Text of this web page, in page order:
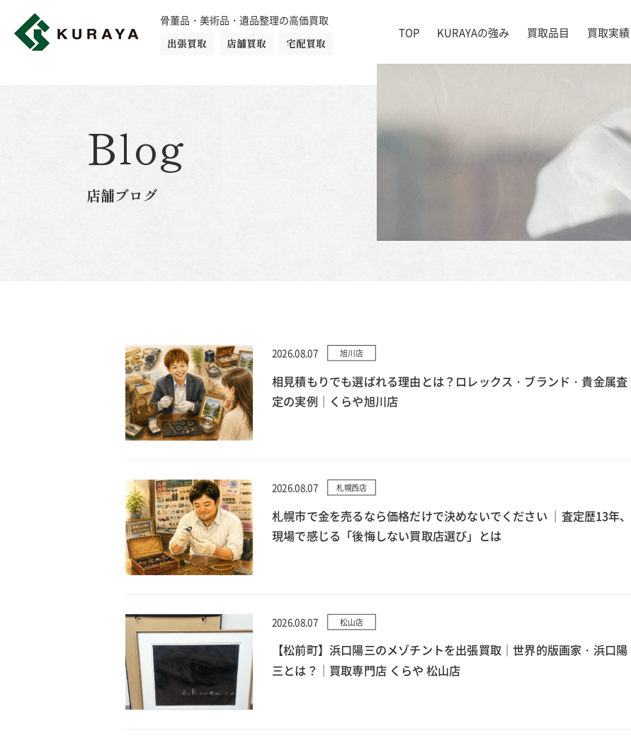
骨董品・美術品・遺品整理の高価買取
出張買取
店舗買取 宅配買取
TOP KURAYAの強み 買取品目
ダイヤモンド 時計
楽器 ブランド家具
買取実績
Blog
店舗ブログ
2026.08.07 旭川店
相見積もりでも選ばれる理由とは？ロレックス・ブランド・貴金属査
定の実例｜くらや旭川店
2026.08.07 札幌西店
札幌市で金を売るなら価格だけで決めないでください ｜査定歴13年、
現場で感じる「後悔しない買取店選び」とは
2026.08.07 松山店
【松前町】浜口陽三のメゾチントを出張買取｜世界的版画家・浜口陽
三とは？｜買取専門店 くらや 松山店